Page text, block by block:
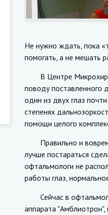
Не нужно ждать, пока
помогать, а не мешать
В Центре
поводу поставленного
один из двух глаз
степенях
помощи целого
Правильно и вовремя
лучше постараться
офтальмологи не
работы глаз,
Сейчас в
аппарата